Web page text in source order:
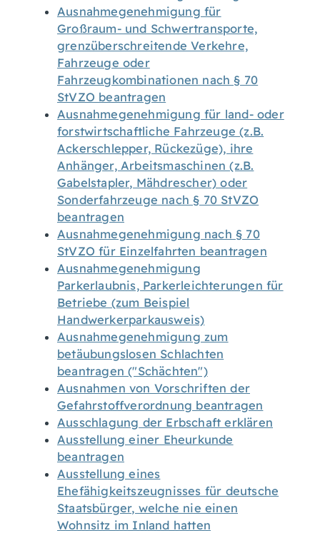
Ausnahmegenehmigung für
Großraum- und Schwertransporte,
grenzüberschreitende Verkehre,
Fahrzeuge oder
Fahrzeugkombinationen nach § 70
StVZO beantragen
Ausnahmegenehmigung für land- oder
forstwirtschaftliche Fahrzeuge (z.B.
Ackerschlepper, Rückezüge), ihre
Anhänger, Arbeitsmaschinen (z.B.
Gabelstapler, Mähdrescher) oder
Sonderfahrzeuge nach § 70 StVZO
beantragen
Ausnahmegenehmigung nach § 70
StVZO für Einzelfahrten beantragen
Ausnahmegenehmigung
Parkerlaubnis, Parkerleichterungen für
Betriebe (zum Beispiel
Handwerkerparkausweis)
Ausnahmegenehmigung zum
betäubungslosen Schlachten
beantragen ("Schächten")
Ausnahmen von Vorschriften der
Gefahrstoffverordnung beantragen
Ausschlagung der Erbschaft erklären
Ausstellung einer Eheurkunde
beantragen
Ausstellung eines
Ehefähigkeitszeugnisses für deutsche
Staatsbürger, welche nie einen
Wohnsitz im Inland hatten